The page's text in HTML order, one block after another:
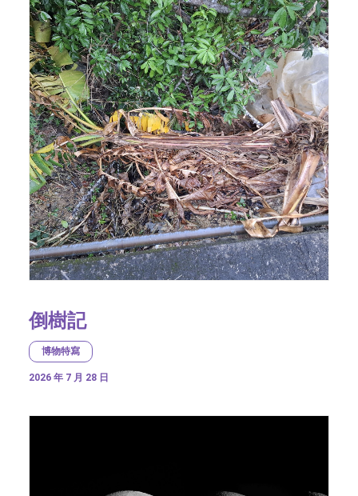
倒樹記
博物特寫
2026 年 7 月 28 日